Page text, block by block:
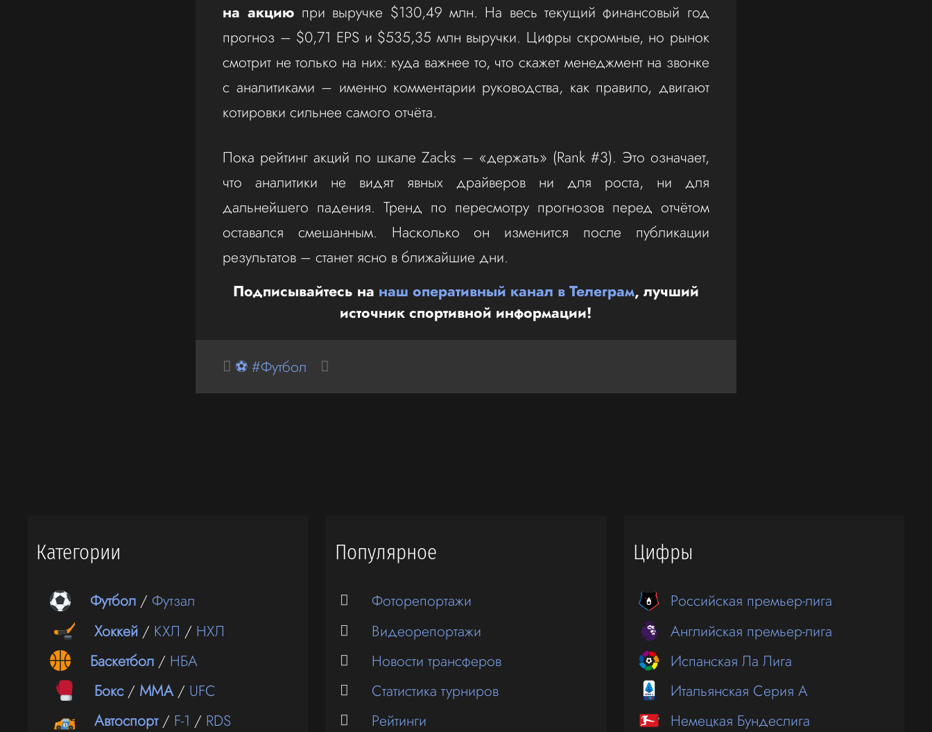
на акцию при выручке $130,49 млн. На весь текущий финансовый год
прогноз – $0,71 EPS и $535,35 млн выручки. Цифры скромные, но рынок
смотрит не только на них: куда важнее то, что скажет менеджмент на звонке
с аналитиками – именно комментарии руководства, как правило, двигают
котировки сильнее самого отчёта.
Пока рейтинг акций по шкале Zacks – «держать» (Rank #3). Это означает,
что аналитики не видят явных драйверов ни для роста, ни для
дальнейшего падения. Тренд по пересмотру прогнозов перед отчётом
оставался смешанным. Насколько он изменится после публикации
результатов – станет ясно в ближайшие дни.
Подписывайтесь на наш оперативный канал в Телеграм, лучший
источник спортивной информации!
⚽ #Футбол
Категории
Футбол /Футзал
Хоккей / КХЛ / НХЛ
Баскетбол / НБА
Бокс / ММА/ UFC
Автоспорт/ F-1 / RDS
Популярное
Фоторепортажи
Видеорепортажи
Новости трансферов
Статистика турниров
Рейтинги
Цифры
Российская премьер-лига
Английская премьер-лига
Испанская Ла Лига
Итальянская Серия А
Немецкая Бундеслига